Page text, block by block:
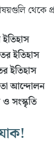
থেকে
ইতিহাস
ইতিহাস
ইতিহাস
আন্দোলন
ও সংস্কৃতি